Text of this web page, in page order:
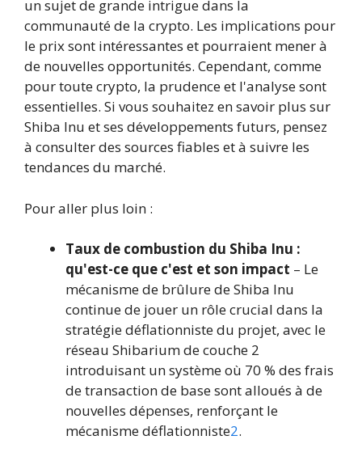
un sujet de grande intrigue dans la
communauté de la crypto. Les implications pour
le prix sont intéressantes et pourraient mener à
de nouvelles opportunités. Cependant, comme
pour toute crypto, la prudence et l'analyse sont
essentielles. Si vous souhaitez en savoir plus sur
Shiba Inu et ses développements futurs, pensez
à consulter des sources fiables et à suivre les
tendances du marché.
Pour aller plus loin :
Taux de combustion du Shiba Inu :
qu'est-ce que c'est et son impact – Le
mécanisme de brûlure de Shiba Inu
continue de jouer un rôle crucial dans la
stratégie déflationniste du projet, avec le
réseau Shibarium de couche 2
introduisant un système où 70 % des frais
de transaction de base sont alloués à de
nouvelles dépenses, renforçant le
mécanisme déflationniste2.